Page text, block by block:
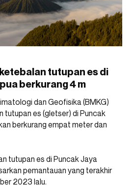
tutupan es di
berkurang 4 m
dan Geofisika (BMKG)
tutupan es (gletser) di Puncak
berkurang empat meter dan
tutupan es di Puncak Jaya
pemantauan yang terakhir
2023 lalu.